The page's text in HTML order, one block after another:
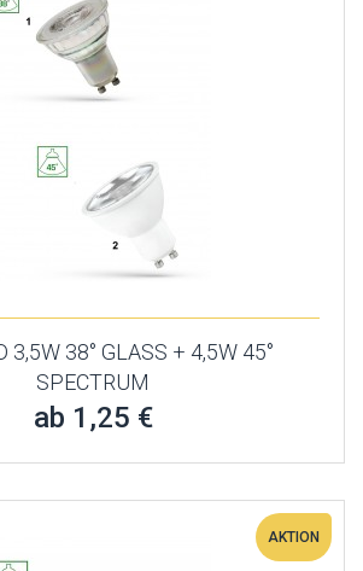
3,5W 38° GLASS + 4,5W 45°
SPECTRUM
ab 1,25 €
AKTION